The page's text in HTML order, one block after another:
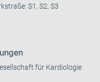
S1, S2, S3
für Kardiologie